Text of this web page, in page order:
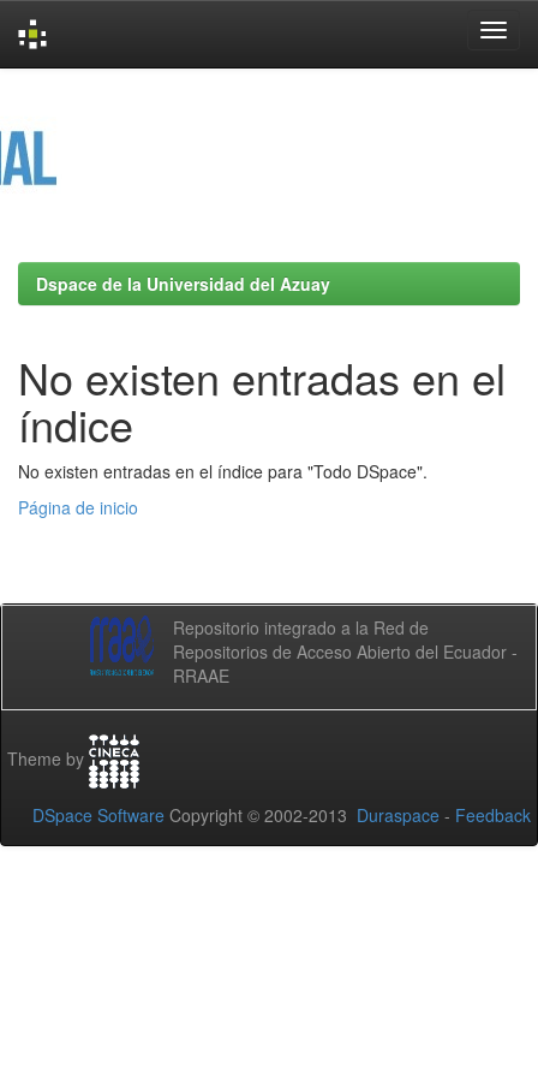
Dspace de la Universidad del Azuay
No existen entradas en el
índice
No existen entradas en el índice para "Todo DSpace".
Página de inicio
Repositorio integrado a la Red de
Repositorios de Acceso Abierto del Ecuador -
RRAAE
Theme by
DSpace Software Copyright © 2002-2013 Duraspace - Feedback